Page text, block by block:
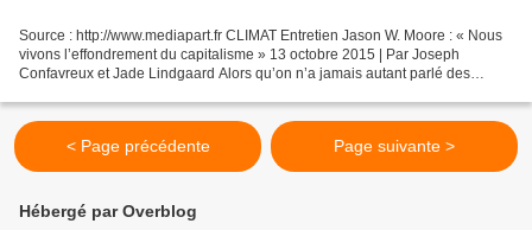
Source : http://www.mediapart.fr CLIMAT Entretien Jason W. Moore : « Nous
vivons l’effondrement du capitalisme » 13 octobre 2015 | Par Joseph
Confavreux et Jade Lindgaard Alors qu’on n’a jamais autant parlé des
< Page précédente Page suivante >
Hébergé par Overblog